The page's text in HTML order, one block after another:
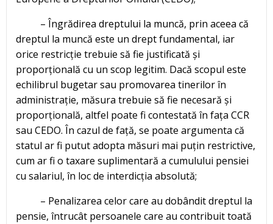
– Îngrădirea dreptului la muncă, prin aceea că
dreptul la muncă este un drept fundamental, iar
orice restricție trebuie să fie justificată și
proporțională cu un scop legitim. Dacă scopul este
echilibrul bugetar sau promovarea tinerilor în
administrație, măsura trebuie să fie necesară și
proporțională, altfel poate fi contestată în fața CCR
sau CEDO. În cazul de față, se poate argumenta că
statul ar fi putut adopta măsuri mai puțin restrictive,
cum ar fi o taxare suplimentară a cumulului pensiei
cu salariul, în loc de interdicția absolută;
– Penalizarea celor care au dobândit dreptul la
pensie, întrucât persoanele care au contribuit toată